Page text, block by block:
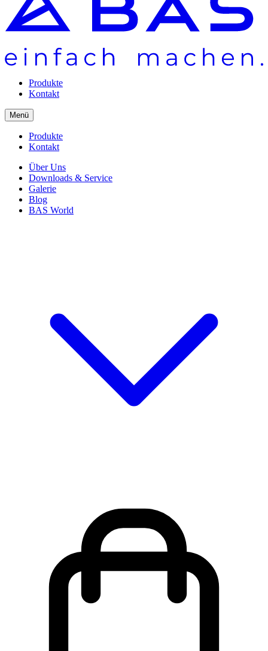
Produkte
Kontakt
Menü
Produkte
Kontakt
Über Uns
Downloads & Service
Galerie
Blog
BAS World